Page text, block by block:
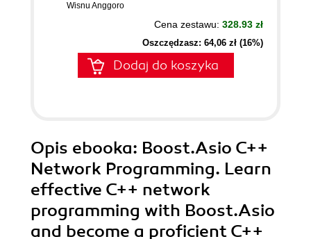
Wisnu Anggoro
Cena zestawu: 328.93 zł
Oszczędzasz: 64,06 zł (16%)
Dodaj do koszyka
Opis ebooka: Boost.Asio C++
Network Programming. Learn
effective C++ network
programming with Boost.Asio
and become a proficient C++